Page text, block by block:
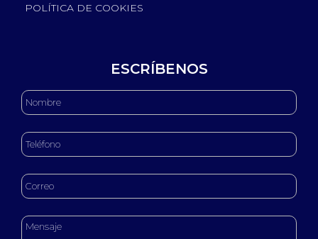
POLÍTICA DE COOKIES
ESCRÍBENOS